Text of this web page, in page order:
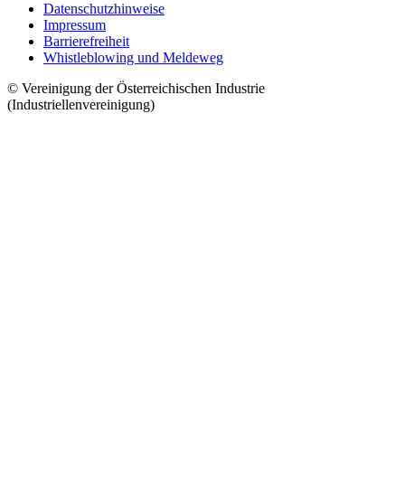
Datenschutzhinweise
Impressum
Barrierefreiheit
Whistleblowing und Meldeweg
© Vereinigung der Österreichischen Industrie
(Industriellenvereinigung)